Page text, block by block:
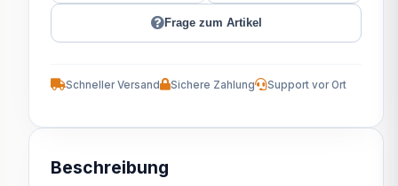
Frage zum Artikel
Schneller Versand Sichere Zahlung Support vor Ort
Beschreibung